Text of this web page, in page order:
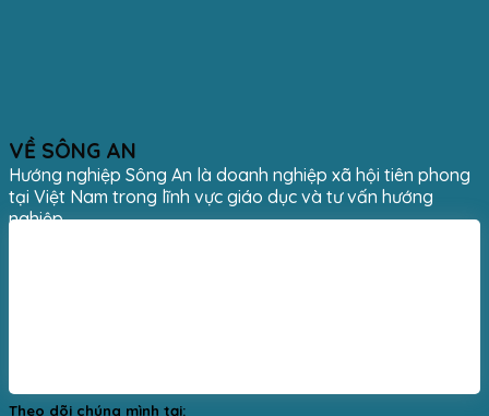
VỀ SÔNG AN
Hướng nghiệp Sông An là doanh nghiệp xã hội tiên phong
tại Việt Nam trong lĩnh vực giáo dục và tư vấn hướng
nghiệp.
Theo dõi chúng mình tại: